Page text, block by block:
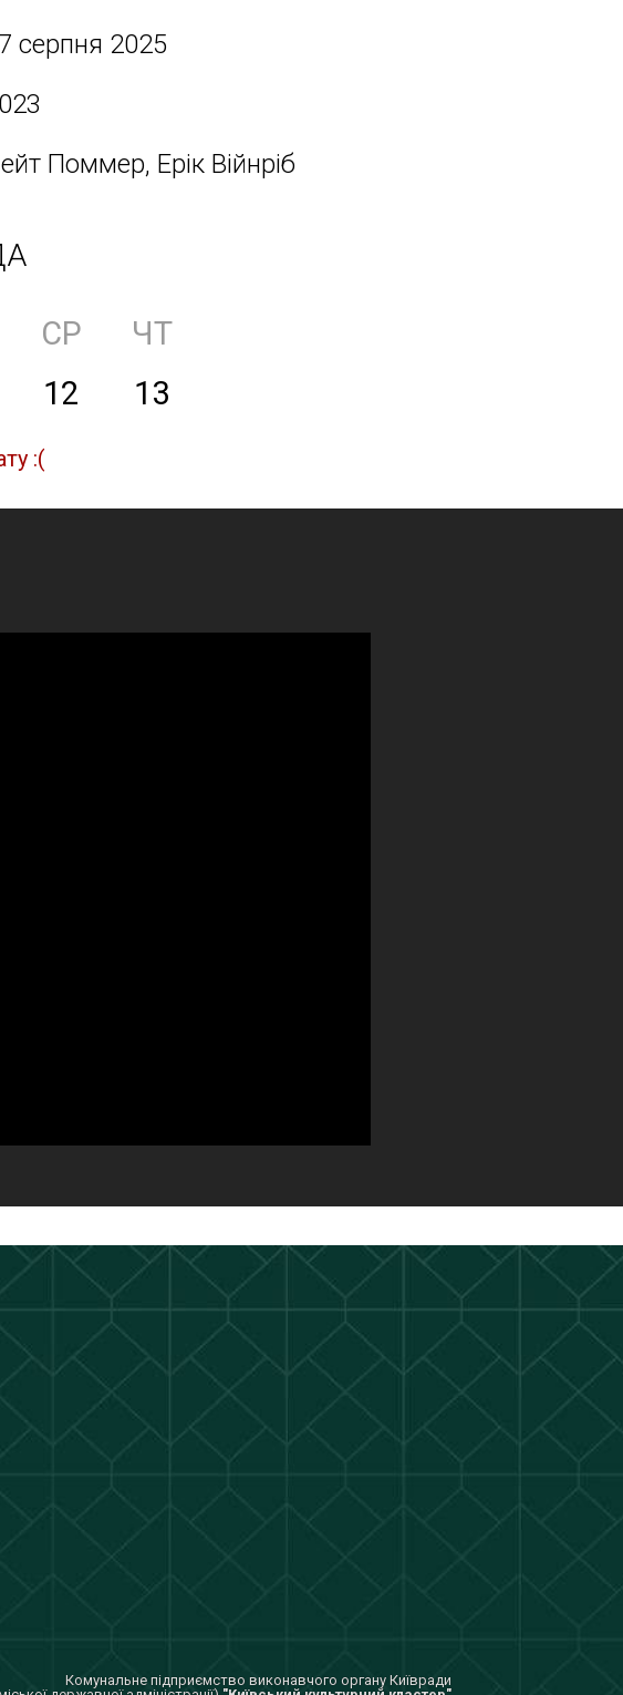
серпня 2025
Поммер, Ерік Війнріб
СР
ЧТ
12 13
:(
Комунальне підприємство виконавчого органу Київради